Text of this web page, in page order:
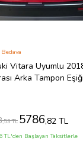
Vitara Uyumlu
Arka Tampon
,53 TL 5786,82 TL
TL'den Başlayan Taksitlerle